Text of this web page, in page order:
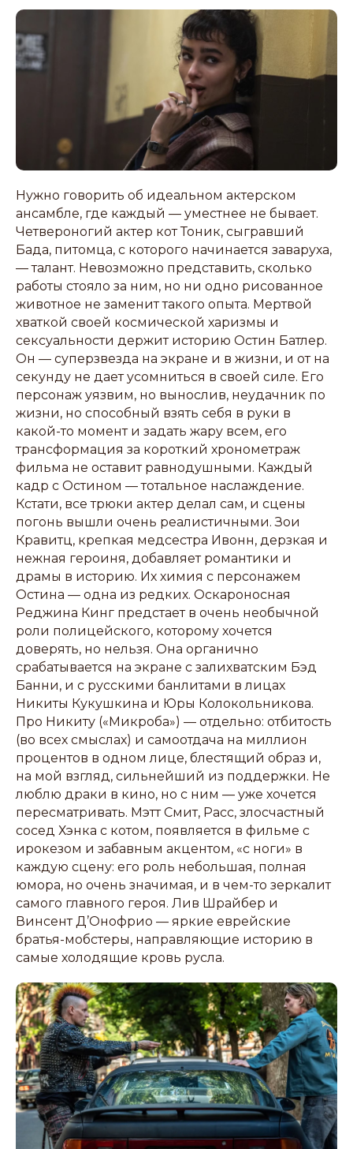
Нужно говорить об идеальном актерском
ансамбле, где каждый — уместнее не бывает.
Четвероногий актер кот Тоник, сыгравший
Бада, питомца, с которого начинается заваруха,
— талант. Невозможно представить, сколько
работы стояло за ним, но ни одно рисованное
животное не заменит такого опыта. Мертвой
хваткой своей космической харизмы и
сексуальности держит историю Остин Батлер.
Он — суперзвезда на экране и в жизни, и от на
секунду не дает усомниться в своей силе. Его
персонаж уязвим, но вынослив, неудачник по
жизни, но способный взять себя в руки в
какой-то момент и задать жару всем, его
трансформация за короткий хронометраж
фильма не оставит равнодушными. Каждый
кадр с Остином — тотальное наслаждение.
Кстати, все трюки актер делал сам, и сцены
погонь вышли очень реалистичными. Зои
Кравитц, крепкая медсестра Ивонн, дерзкая и
нежная героиня, добавляет романтики и
драмы в историю. Их химия с персонажем
Остина — одна из редких. Оскароносная
Реджина Кинг предстает в очень необычной
роли полицейского, которому хочется
доверять, но нельзя. Она органично
срабатывается на экране с залихватским Бэд
Банни, и с русскими банлитами в лицах
Никиты Кукушкина и Юры Колокольникова.
Про Никиту («Микроба») — отдельно: отбитость
(во всех смыслах) и самоотдача на миллион
процентов в одном лице, блестящий образ и,
на мой взгляд, сильнейший из поддержки. Не
люблю драки в кино, но с ним — уже хочется
пересматривать. Мэтт Смит, Расс, злосчастный
сосед Хэнка с котом, появляется в фильме с
ирокезом и забавным акцентом, «с ноги» в
каждую сцену: его роль небольшая, полная
юмора, но очень значимая, и в чем-то зеркалит
самого главного героя. Лив Шрайбер и
Винсент Д’Онофрио — яркие еврейские
братья-мобстеры, направляющие историю в
самые холодящие кровь русла.